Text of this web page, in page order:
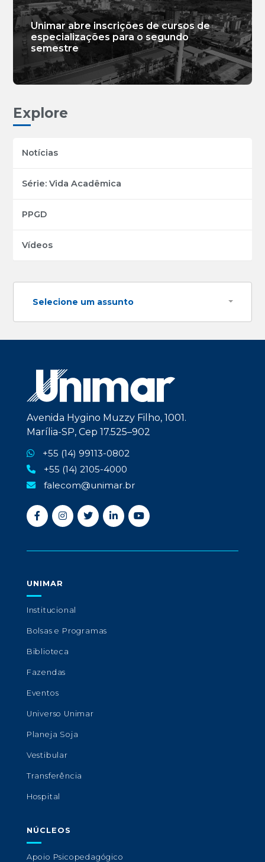
Unimar abre inscrições de cursos de
especializações para o segundo
semestre
Explore
Notícias
Série: Vida Acadêmica
PPGD
Vídeos
Selecione um assunto
Avenida Hygino Muzzy Filho, 1001.
Marília-SP, Cep 17.525–902
+55 (14) 99113-0802
+55 (14) 2105-4000
falecom@unimar.br
UNIMAR
Institucional
Bolsas e Programas
Biblioteca
Fazendas
Eventos
Universo Unimar
Planeja Soja
Vestibular
Transferência
Hospital
NÚCLEOS
Apoio Psicopedagógico